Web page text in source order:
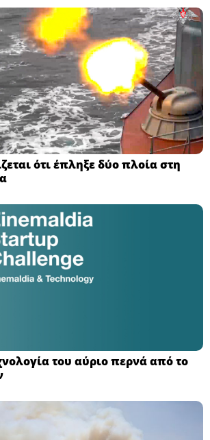
ότι έπληξε δύο πλοία στη
του αύριο περνά από το